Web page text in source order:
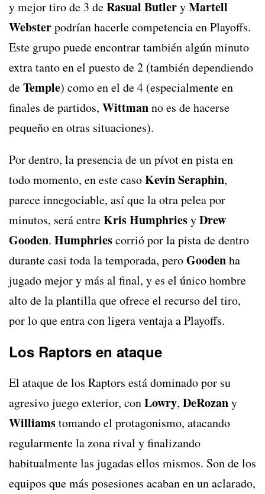
y mejor tiro de 3 deRasual ButleryMartell
Websterpodrían hacerle competencia en Playoffs.
Este grupo puede encontrar también algún minuto
extra tanto en el puesto de 2 (también dependiendo
deTemple) como en el de 4 (especialmente en
finales de partidos, Wittmanno es de hacerse
pequeño en otras situaciones).
Por dentro, la presencia de un pívot en pista en
todo momento, en este casoKevin Seraphin,
parece innegociable, así que la otra pelea por
minutos, será entreKris HumphriesyDrew
Gooden. Humphriescorrió por la pista de dentro
durante casi toda la temporada, peroGoodenha
jugado mejor y más al final, y es el único hombre
alto de la plantilla que ofrece el recurso del tiro,
por lo que entra con ligera ventaja a Playoffs.
Los Raptors en ataque
El ataque de los Raptors está dominado por su
agresivo juego exterior, conLowry, DeRozany
Williamstomando el protagonismo, atacando
regularmente la zona rival y finalizando
habitualmente las jugadas ellos mismos. Son de los
equipos que más posesiones acaban en un aclarado,